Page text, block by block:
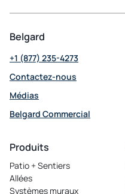
Belgard
+1 (877) 235-4273
Contactez-nous
Médias
Belgard Commercial
in
a
new
tab
Produits
Patio + Sentiers
Allées
Systèmes muraux